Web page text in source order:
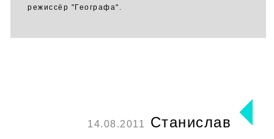
режиссёр "Географа".
14.08.2011 Станислав